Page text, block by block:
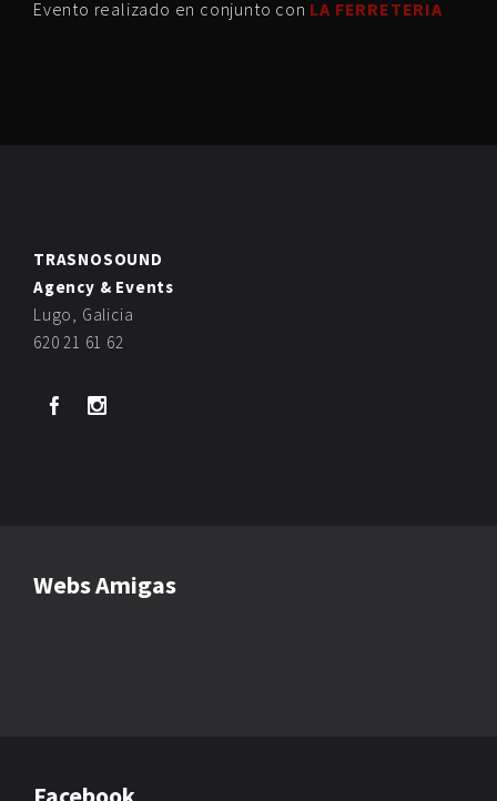
Evento realizado en conjunto con LA FERRETERIA
TRASNOSOUND
Agency & Events
Lugo, Galicia
620 21 61 62
Webs Amigas